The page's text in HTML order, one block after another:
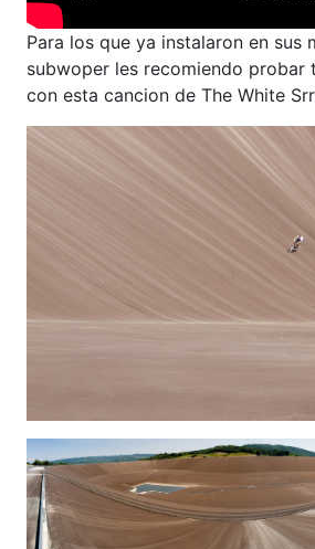
Para los que ya instalaron en sus
subwoper les recomiendo probar
con esta cancion de The White